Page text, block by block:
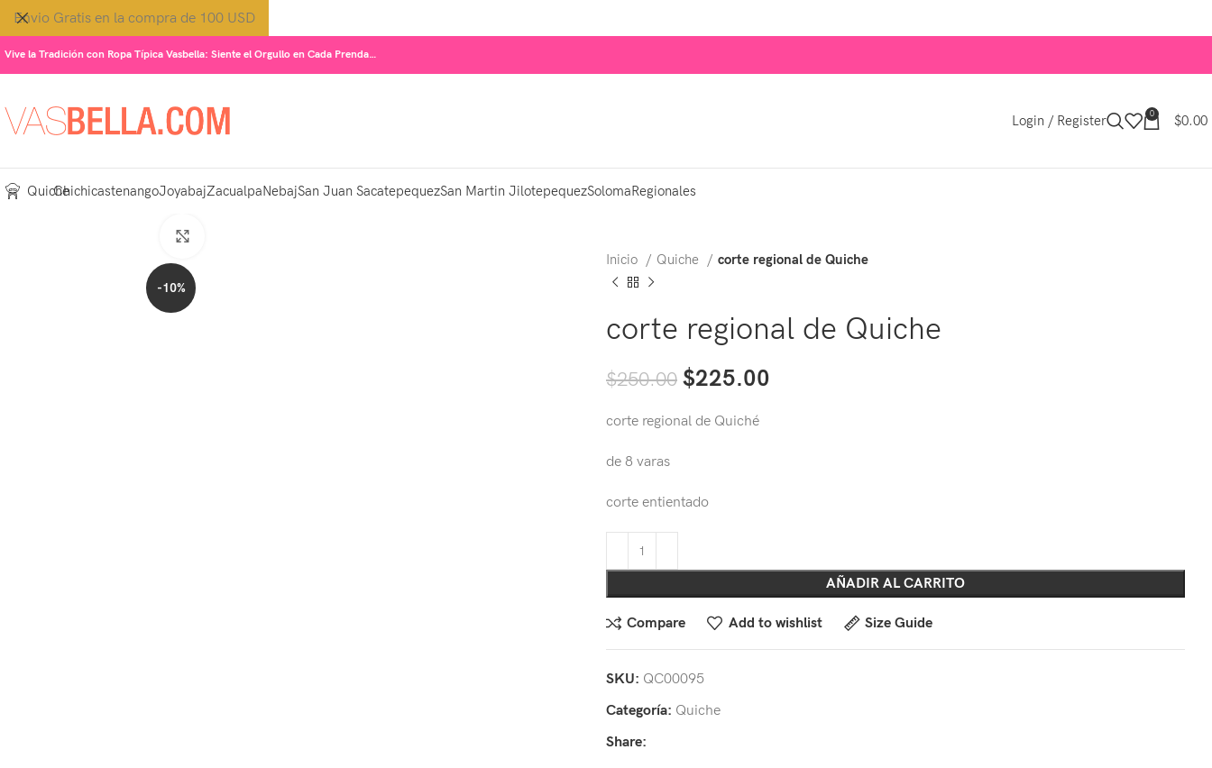
Vive la Tradición con Ropa Típica Vasbella: Siente el Orgullo en Cada Prenda…
Login / Register 0 $0.00
QuicheChichicastenangoJoyabajZacualpaNebajSan Juan SacatepequezSan Martin JilotepequezSolomaRegionales
-10%
Inicio Quiche corte regional de Quiche
corte regional de Quiche
$250.00 $225.00
corte regional de Quiché
de 8 varas
corte entientado
AÑADIR AL CARRITO
Compare Add to wishlist Size Guide
SKU: QC00095
Categoría: Quiche
Share:
Envio Gratis en la compra de 100 USD